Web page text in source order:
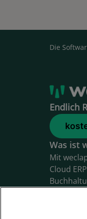
Die
Endlich
Was ist
Mit
Cloud
lassen